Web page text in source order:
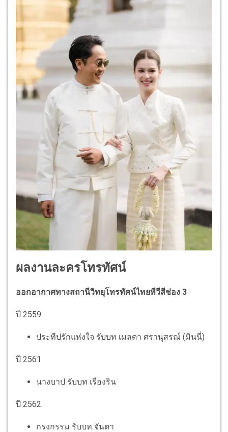
ผลงานละครโทรทัศน์
ออกอากาศทางสถานีวิทยุโทรทัศน์ไทยทีวีสีช่อง 3
ปี 2559
ประทีปรักแห่งใจ รับบท เมลดา ศรานุสรณ์ (มินนี่)
ปี 2561
นางบาป รับบท เรืองริน
ปี 2562
กรงกรรม รับบท จันตา